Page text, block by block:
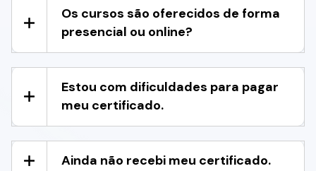
Os cursos são oferecidos de forma
presencial ou online?
Estou com dificuldades para pagar
meu certificado.
Ainda não recebi meu certificado.